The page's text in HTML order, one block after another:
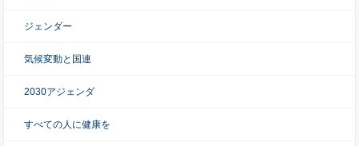
ジェンダー
気候変動と国連
2030アジェンダ
すべての人に健康を